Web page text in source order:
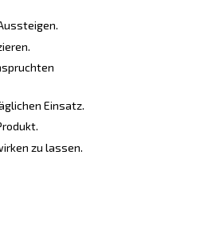
Einsatz.
zu lassen.